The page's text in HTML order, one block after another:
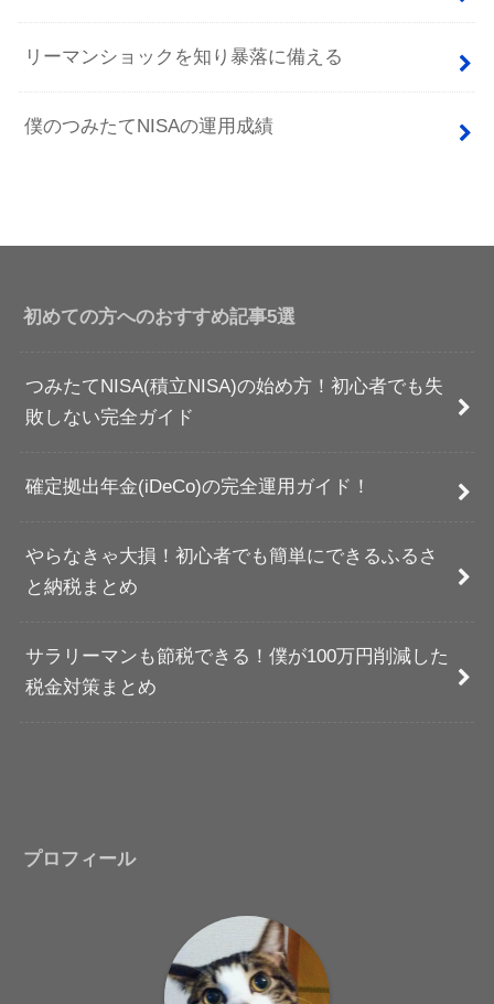
リーマンショックを知り暴落に備える
僕のつみたてNISAの運用成績
初めての方へのおすすめ記事5選
つみたてNISA(積立NISA)の始め方！初心者でも失
敗しない完全ガイド
確定拠出年金(iDeCo)の完全運用ガイド！
やらなきゃ大損！初心者でも簡単にできるふるさ
と納税まとめ
サラリーマンも節税できる！僕が100万円削減した
税金対策まとめ
プロフィール